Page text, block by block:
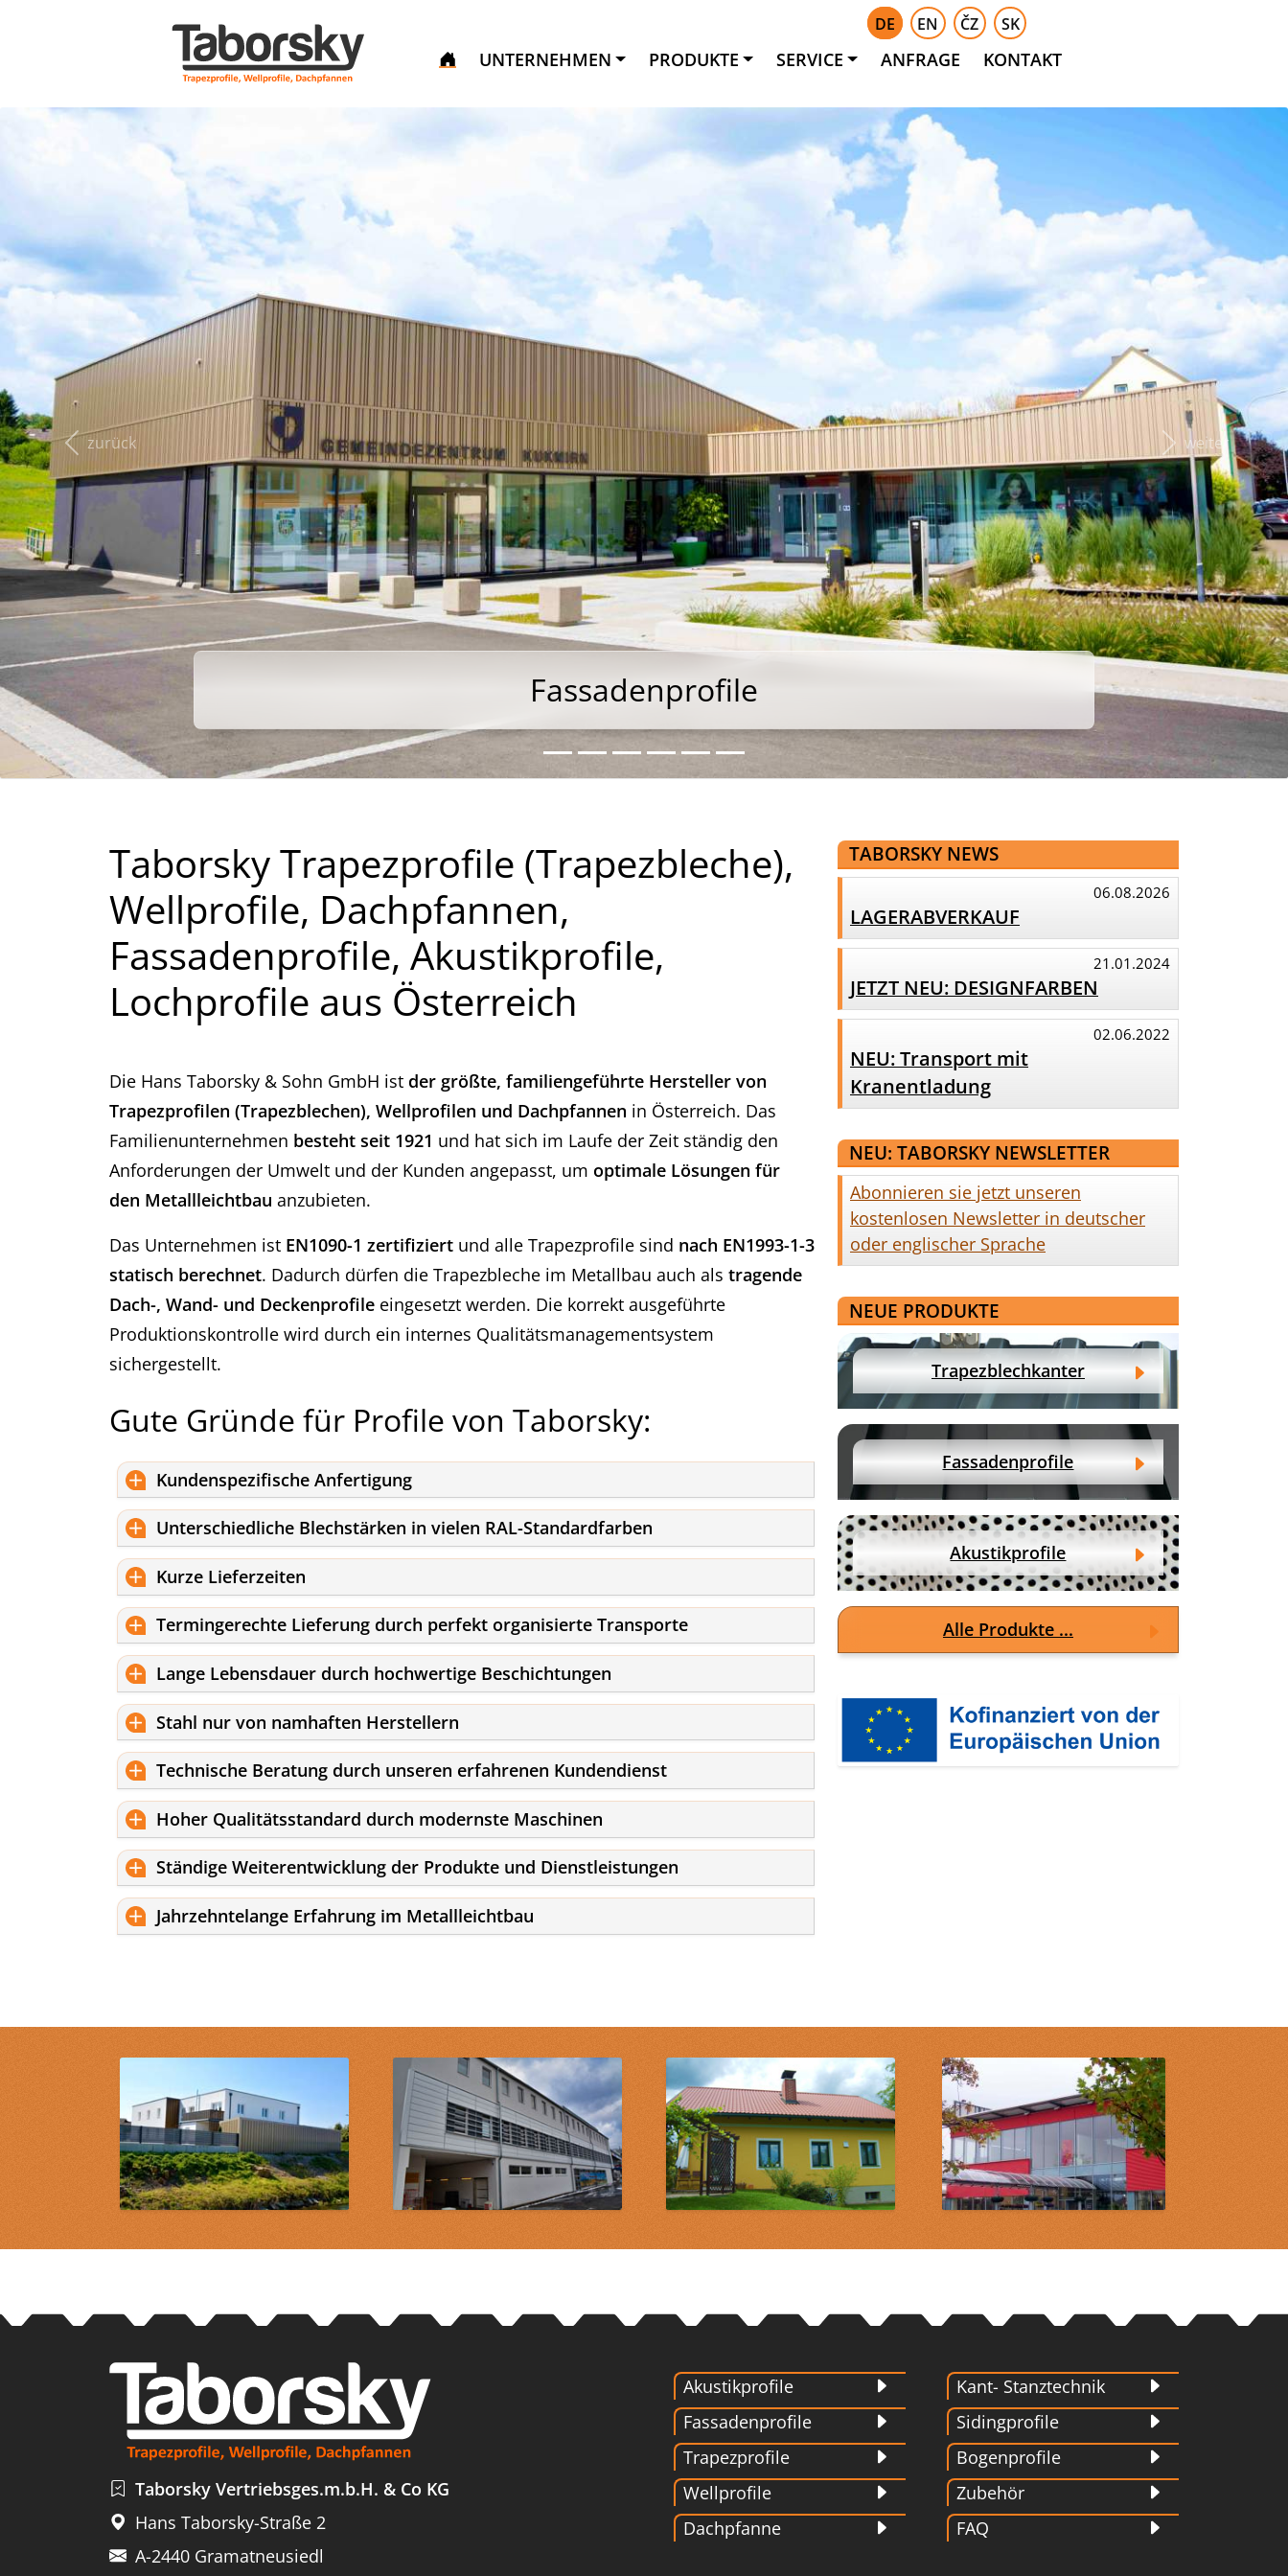
UNTERNEHMEN PRODUKTE SERVICE ANFRAGE KONTAKT
DE EN ČZ SK
Fassadenprofile
Fassadenprofile
zurück weiter
Taborsky Trapezprofile (Trapezbleche),
Wellprofile, Dachpfannen,
Fassadenprofile, Akustikprofile,
Lochprofile aus Österreich
Die Hans Taborsky & Sohn GmbH ist der größte, familiengeführte Hersteller von
Trapezprofilen (Trapezblechen), Wellprofilen und Dachpfannen in Österreich. Das
Familienunternehmen besteht seit 1921 und hat sich im Laufe der Zeit ständig den
Anforderungen der Umwelt und der Kunden angepasst, um optimale Lösungen für
den Metallleichtbau anzubieten.
Das Unternehmen ist EN1090-1 zertifiziert und alle Trapezprofile sind nach EN1993-1-3
statisch berechnet. Dadurch dürfen die Trapezbleche im Metallbau auch als tragende
Dach-, Wand- und Deckenprofile eingesetzt werden. Die korrekt ausgeführte
Produktionskontrolle wird durch ein internes Qualitätsmanagementsystem
sichergestellt.
Gute Gründe für Profile von Taborsky:
Kundenspezifische Anfertigung
Unterschiedliche Blechstärken in vielen RAL-Standardfarben
Kurze Lieferzeiten
Termingerechte Lieferung durch perfekt organisierte Transporte
Lange Lebensdauer durch hochwertige Beschichtungen
Stahl nur von namhaften Herstellern
Technische Beratung durch unseren erfahrenen Kundendienst
Hoher Qualitätsstandard durch modernste Maschinen
Ständige Weiterentwicklung der Produkte und Dienstleistungen
Jahrzehntelange Erfahrung im Metallleichtbau
TABORSKY NEWS
06.08.2026
LAGERABVERKAUF
21.01.2024
JETZT NEU: DESIGNFARBEN
02.06.2022
NEU: Transport mit
Kranentladung
NEU: TABORSKY NEWSLETTER
Abonnieren sie jetzt unseren
kostenlosen Newsletter in deutscher
oder englischer Sprache
NEUE PRODUKTE
Trapezblechkanter
Fassadenprofile
Akustikprofile
Alle Produkte ...
Taborsky Vertriebsges.m.b.H. & Co KG
Hans Taborsky-Straße 2
A-2440 Gramatneusiedl
Akustikprofile
Fassadenprofile
Trapezprofile
Wellprofile
Dachpfanne
Kant- Stanztechnik
Sidingprofile
Bogenprofile
Zubehör
FAQ